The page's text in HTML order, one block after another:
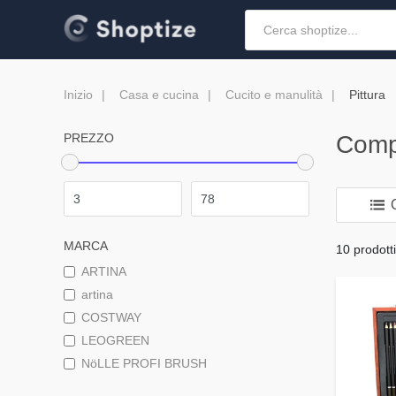
Inizio Casa e cucina Cucito e manulità Pittura
PREZZO
MARCA
ARTINA
artina
COSTWAY
LEOGREEN
NöLLE PROFI BRUSH
10